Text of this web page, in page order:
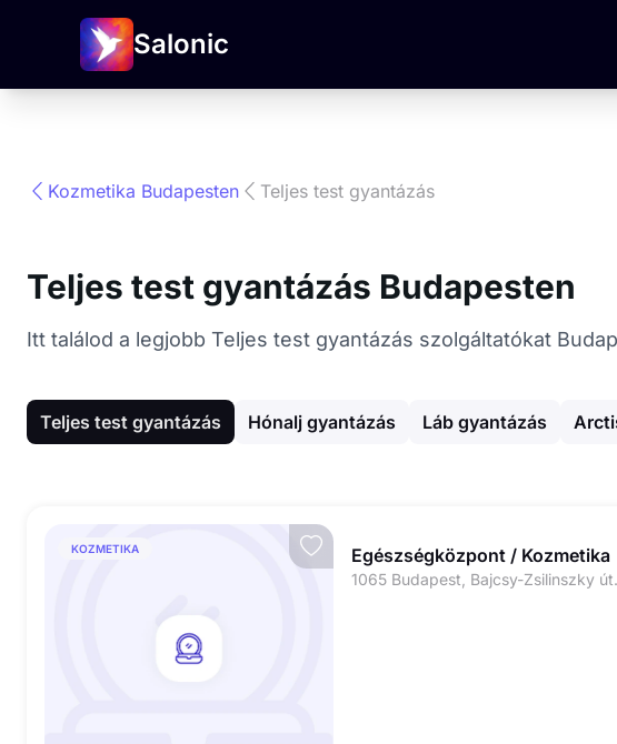
Salonic
Kozmetika Budapesten Teljes test gyantázás
Teljes test gyantázás Budapesten
Itt találod a legjobb Teljes test gyantázás szolgáltatókat
Teljes test gyantázás Hónalj gyantázás Láb gyantázás
KOZMETIKA Egészségközpont / Kozmetika
1065